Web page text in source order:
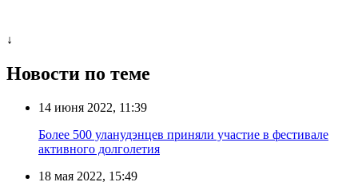
↓
Новости по теме
14 июня 2022, 11:39
Более 500 уланудэнцев приняли участие в фестивале
активного долголетия
18 мая 2022, 15:49